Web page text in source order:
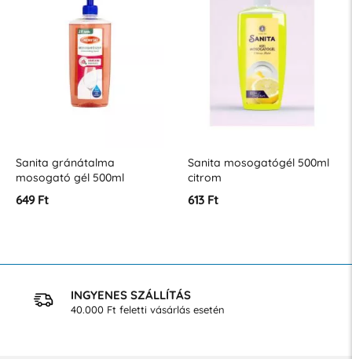
Sanita gránátalma
mosogató gél 500ml
649 Ft
Sanita mosogatógél 500ml
citrom
613 Ft
INGYENES SZÁLLÍTÁS
40.000 Ft feletti vásárlás esetén